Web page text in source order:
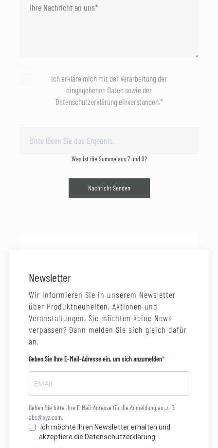
Ich erkläre mich mit der Verarbeitung der
eingegebenen Daten sowie der
Datenschutzerklärung einverstanden.*
Was ist die Summe aus 7 und 9?
Nachricht Senden
Newsletter
Wir informieren Sie in unserem Newsletter
über Produktneuheiten, Aktionen und
Veranstaltungen. Sie möchten keine News
verpassen? Dann melden Sie sich gleich dafür
an.
Geben Sie Ihre E-Mail-Adresse ein, um sich anzumelden
Geben Sie bitte Ihre E-Mail-Adresse für die Anmeldung an, z. B.
abc@xyz.com.
Ich möchte Ihren Newsletter erhalten und
akzeptiere die Datenschutzerklärung.